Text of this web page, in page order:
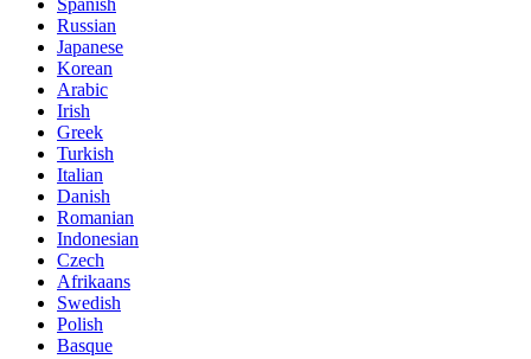
Spanish
Russian
Japanese
Korean
Arabic
Irish
Greek
Turkish
Italian
Danish
Romanian
Indonesian
Czech
Afrikaans
Swedish
Polish
Basque